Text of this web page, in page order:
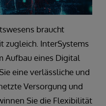
braucht
zugleich. InterSystems
Aufbau eines Digital
eine verlässliche und
Versorgung und
Sie die Flexibilität